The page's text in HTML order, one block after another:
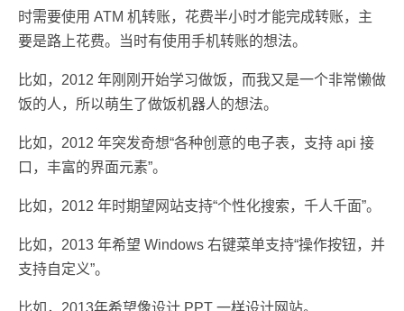
时需要使用 ATM 机转账，花费半小时才能完成转账，主
要是路上花费。当时有使用手机转账的想法。
比如，2012 年刚刚开始学习做饭，而我又是一个非常懒做
饭的人，所以萌生了做饭机器人的想法。
比如，2012 年突发奇想“各种创意的电子表，支持 api 接
口，丰富的界面元素”。
比如，2012 年时期望网站支持“个性化搜索，千人千面”。
比如，2013 年希望 Windows 右键菜单支持“操作按钮，并
支持自定义”。
比如，2013年希望像设计 PPT 一样设计网站。